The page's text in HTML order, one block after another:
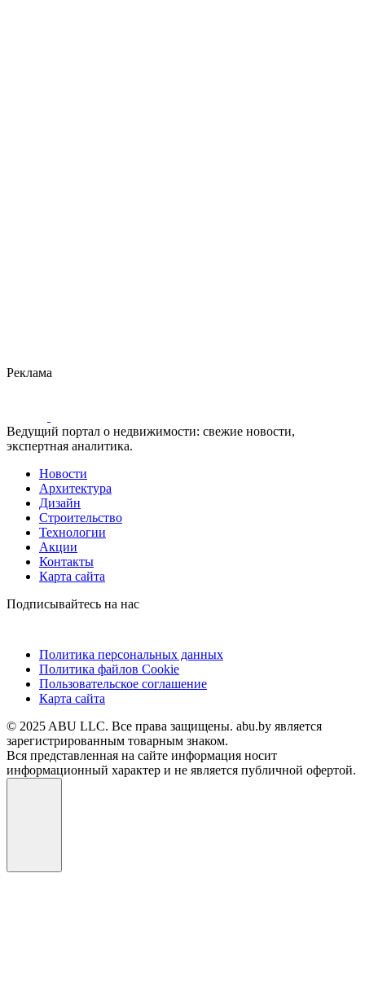
Реклама
Ведущий портал о недвижимости: свежие новости,
экспертная аналитика.
Новости
Архитектура
Дизайн
Строительство
Технологии
Акции
Контакты
Карта сайта
Подписывайтесь на нас
Политика персональных данных
Политика файлов Cookie
Пользовательское соглашение
Карта сайта
© 2025 ABU LLC. Все права защищены. abu.by является
зарегистрированным товарным знаком.
Вся представленная на сайте информация носит
информационный характер и не является публичной офертой.